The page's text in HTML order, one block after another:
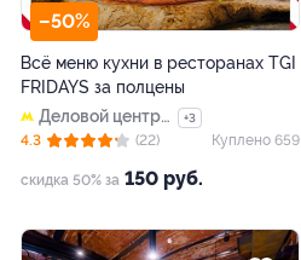
–50%
Всё меню кухни в ресторанах TGI
FRIDAYS за полцены
Деловой центр
(закрыт)
+3
скидка 50% за 150 руб.
4.3 (22) Куплено 659